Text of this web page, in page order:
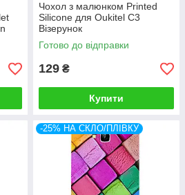
Чохол з малюнком Printed
Silicone для Oukitel C3
Візерунок
Готово до відправки
129 ₴
Купити
-25% НА СКЛО/ПЛІВКУ